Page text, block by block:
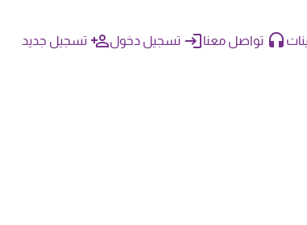
تواصل معنا تسجيل دخول تسجيل جديد